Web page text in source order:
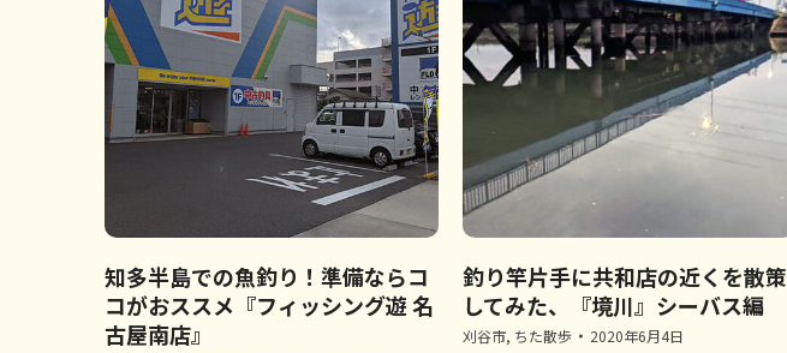
知多半島での魚釣り！準備ならコ
コがおススメ『フィッシング遊 名
古屋南店』
釣り竿片手に共和店の近くを散策
してみた、『境川』シーバス編
刈谷市, ちた散歩 2020年6月4日